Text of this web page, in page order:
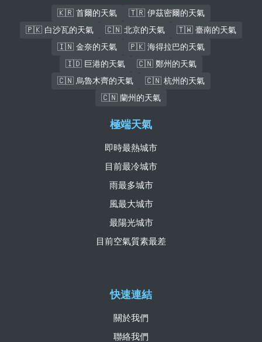
🇰🇷 首爾的天氣
🇹🇷 伊茲密爾的天氣
🇵🇰 白沙瓦的天氣
🇨🇳 北京的天氣
🇹🇼 臺南的天氣
🇮🇳 金奈的天氣
🇵🇰 海得拉巴的天氣
🇮🇩 巨港的天氣
🇨🇳 鄭州的天氣
🇨🇳 烏魯木齊的天氣
🇨🇳 杭州的天氣
🇨🇳 蘭州的天氣
快速連結
關於我們
聯絡我們
極端天氣
即時最熱城市
目前最冷城市
雨最多城市
風最大城市
最陽光城市
目前空氣質素最差